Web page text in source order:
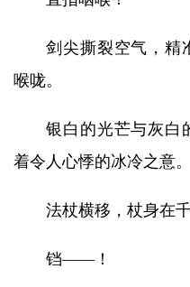
剑尖撕裂空气，精
喉咙。
银白的光芒与灰白
着令人心悸的冰冷之意。
法杖横移，杖身在
铛——！